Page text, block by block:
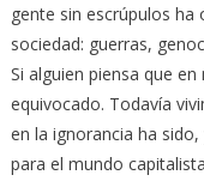
gente sin escrúpulos
sociedad: guerras,
Si alguien piensa que
equivocado. Todavía
en la ignorancia ha
para el mundo